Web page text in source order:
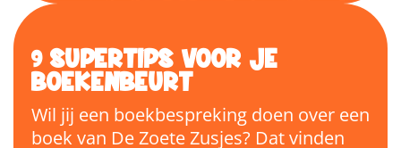
9 SUPERTIPS VOOR JE
BOEKENBEURT
Wil jij een boekbespreking doen over een
boek van De Zoete Zusjes? Dat vinden